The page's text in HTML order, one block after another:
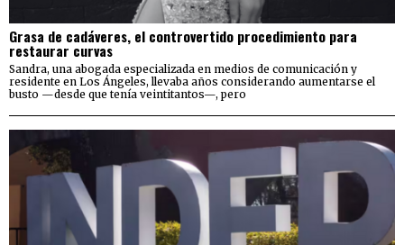
Grasa de cadáveres, el controvertido procedimiento para
restaurar curvas
Sandra, una abogada especializada en medios de comunicación y
residente en Los Ángeles, llevaba años considerando aumentarse el
busto —desde que tenía veintitantos—, pero